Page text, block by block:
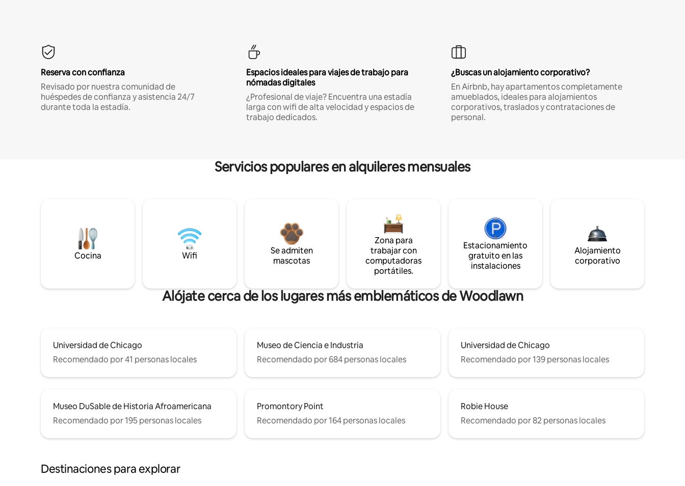
Reserva con confianza
Revisado por nuestra comunidad de
huéspedes de confianza y asistencia 24/7
durante toda la estadía.
Espacios ideales para viajes de trabajo para
nómadas digitales
¿Profesional de viaje? Encuentra una estadía
larga con wifi de alta velocidad y espacios de
trabajo dedicados.
¿Buscas un alojamiento corporativo?
En Airbnb, hay apartamentos completamente
amueblados, ideales para alojamientos
corporativos, traslados y contrataciones de
personal.
Servicios populares en alquileres mensuales
Cocina Wifi
Se admiten
mascotas
Zona para
trabajar con
computadoras
portátiles.
Estacionamiento
gratuito en las
instalaciones
Alojamiento
corporativo
Alójate cerca de los lugares más emblemáticos de Woodlawn
Universidad de Chicago
Recomendado por 41 personas locales
Museo de Ciencia e Industria
Recomendado por 684 personas locales
Universidad de Chicago
Recomendado por 139 personas locales
Museo DuSable de Historia Afroamericana
Recomendado por 195 personas locales
Promontory Point
Recomendado por 164 personas locales
Robie House
Recomendado por 82 personas locales
Destinaciones para explorar